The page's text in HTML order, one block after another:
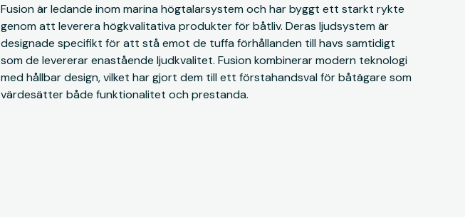
Fusion är ledande inom marina högtalarsystem och har byggt ett starkt rykte
genom att leverera högkvalitativa produkter för båtliv. Deras ljudsystem är
designade specifikt för att stå emot de tuffa förhållanden till havs samtidigt
som de levererar enastående ljudkvalitet. Fusion kombinerar modern teknologi
med hållbar design, vilket har gjort dem till ett förstahandsval för båtägare som
värdesätter både funktionalitet och prestanda.